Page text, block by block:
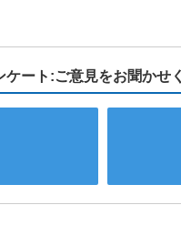
ケート:ご意見をお聞かせ